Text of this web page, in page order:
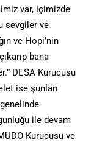
var, içimizde
sevgiler ve
ve Hopi’nin
bana
DESA Kurucusu
ise şunları
ile devam
Kurucusu ve